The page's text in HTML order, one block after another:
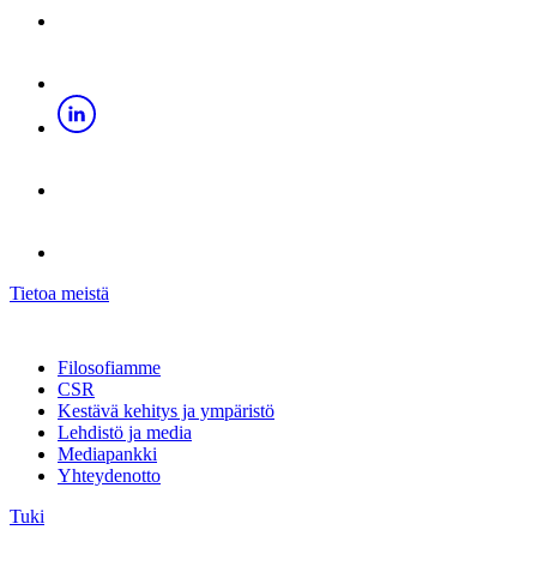
Tietoa meistä
Filosofiamme
CSR
Kestävä kehitys ja ympäristö
Lehdistö ja media
Mediapankki
Yhteydenotto
Tuki